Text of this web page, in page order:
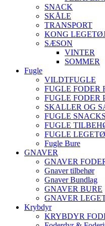
SNACK
SKÅLE
TRANSPORT
KONG
SÆSON
VINTER
SOMMER
Fugle
VILDTFUGLE
FUGLE FODER
FUGLE FODER
SKALLER OG
FUGLE SNACKS
FUGLE
FUGLE
Fugle Bure
GNAVER
GNAVER
Gnaver tilbehør
Gnaver Bundlag
GNAVER BURE
GNAVER
Krybdyr
KRYBDYR